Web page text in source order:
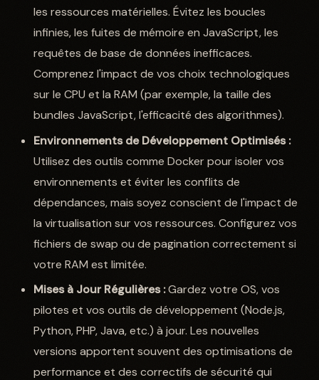
les ressources matérielles. Évitez les boucles
infinies, les fuites de mémoire en JavaScript, les
requêtes de base de données inefficaces.
Comprenez l'impact de vos choix technologiques
sur le CPU et la RAM (par exemple, la taille des
bundles JavaScript, l'efficacité des algorithmes).
Environnements de Développement Optimisés :
Utilisez des outils comme Docker pour isoler vos
environnements et éviter les conflits de
dépendances, mais soyez conscient de l'impact de
la virtualisation sur vos ressources. Configurez vos
fichiers de swap ou de pagination correctement si
votre RAM est limitée.
Mises à Jour Régulières :Gardez votre OS, vos
pilotes et vos outils de développement (Node.js,
Python, PHP, Java, etc.) à jour. Les nouvelles
versions apportent souvent des optimisations de
performance et des correctifs de sécurité qui